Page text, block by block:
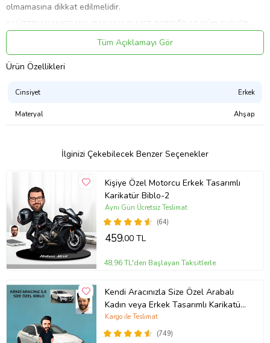
olmamasına dikkat edilmelidir.
belirgin olursa basılacak anahtarlığın görüntü kalitesi artmaktadır.
* Ebat; Biblo ebadı karikatür ve kullanılan temaya göre küçük
farklılıklar gösterecektir.
yakılmamalı, asit benzeri sıvı temasında bulunulmamalıdır.
* Kişiye özel ürünler 1 - 5 iş günü içerisinde ücretsiz kargoya verilir.
One Art Tasarım
Tüm Açıklamayı Gör
Ürün Özellikleri
Cinsiyet Erkek
Materyal Ahşap
İlginizi Çekebilecek Benzer Seçenekler
Kişiye Özel Motorcu Erkek Tasarımlı
Karikatür Biblo-2
(64)
Aynı Gün Ücretsiz Teslimat
459,00 TL
48,96 TL'den Başlayan Taksitlerle
Kendi Aracınızla Size Özel Arabalı
Kadın veya Erkek Tasarımlı Karikatür
Biblo , Babalar Günü Hediyesi,
Erkeğe Hediye, Rent A Car Hediyesi
(749)
Kargo ile Teslimat